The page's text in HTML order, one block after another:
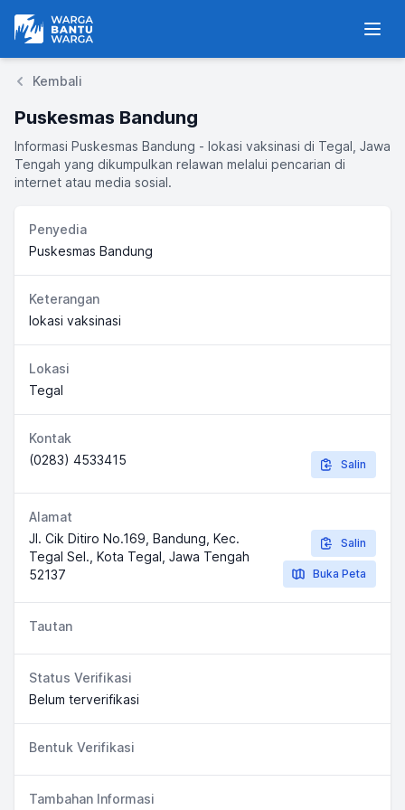
Warga Bantu Warga
Kembali
Puskesmas Bandung
Informasi Puskesmas Bandung - lokasi vaksinasi di Tegal, Jawa
Tengah yang dikumpulkan relawan melalui pencarian di
internet atau media sosial.
Penyedia
Puskesmas Bandung
Keterangan
lokasi vaksinasi
Lokasi
Tegal
Kontak
(0283) 4533415
Salin
Alamat
Jl. Cik Ditiro No.169, Bandung, Kec.
Tegal Sel., Kota Tegal, Jawa Tengah
52137
Salin
Buka Peta
Tautan
Status Verifikasi
Belum terverifikasi
Bentuk Verifikasi
Tambahan Informasi